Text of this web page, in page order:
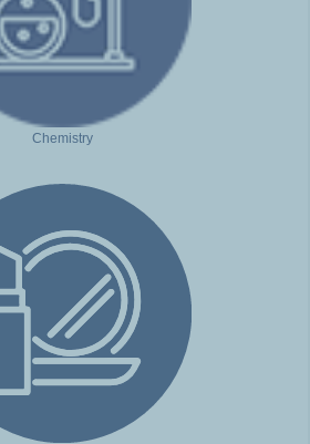
Chemistry